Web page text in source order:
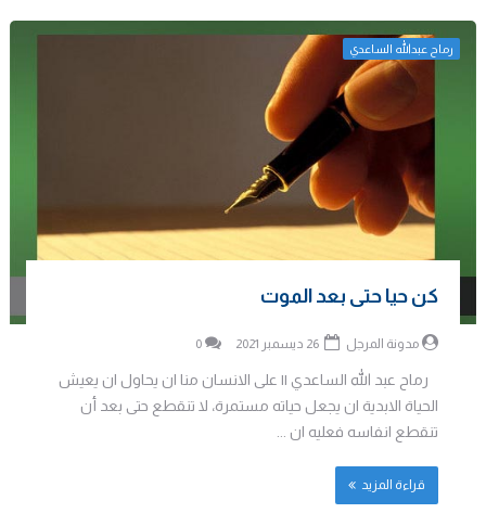
رماح عبدالله الساعدي
كن حيا حتى بعد الموت
مدونة المرجل 0
رماح عبد الله الساعدي || على الانسان منا ان يحاول ان يعيش
الحياة الابدية ان يجعل حياته مستمرة، لا تنقطع حتى بعد أن
تنقطع انفاسه فعليه ان ...
قراءة المزيد